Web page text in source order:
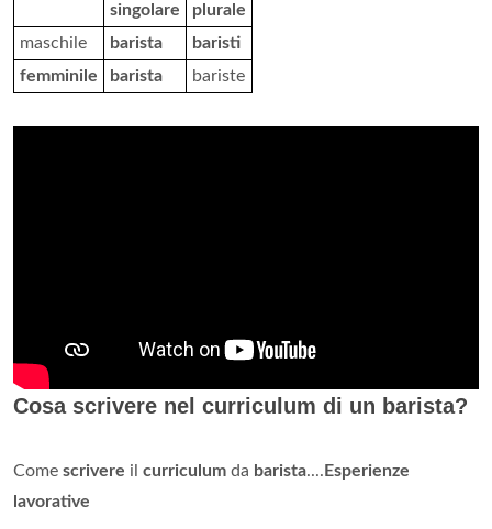
singolare
plurale
maschile
barista
baristi
femminile
barista bariste
Cosa scrivere nel curriculum di un barista?
Come scrivere il curriculum da barista.... Esperienze
lavorative